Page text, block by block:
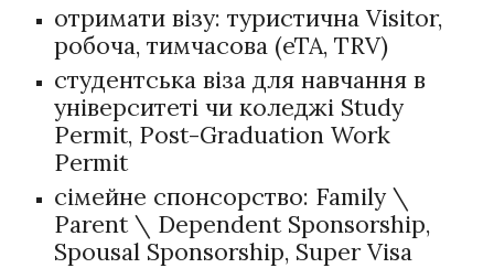
отримати візу: туристична Visitor,
робоча, тимчасова (eTA, TRV)
студентська віза для навчання в
університеті чи коледжі Study
Permit, Post-Graduation Work
Permit
сімейне спонсорство: Family \
Parent \ Dependent Sponsorship,
Spousal Sponsorship, Super Visa